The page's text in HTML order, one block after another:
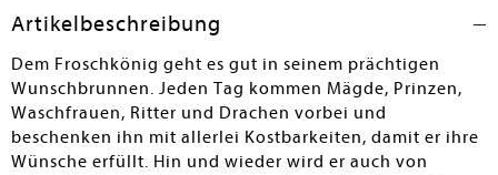
Artikelbeschreibung
Dem Froschkönig geht es gut in seinem prächtigen
Wunschbrunnen. Jeden Tag kommen Mägde, Prinzen,
Waschfrauen, Ritter und Drachen vorbei und
beschenken ihn mit allerlei Kostbarkeiten, damit er ihre
Wünsche erfüllt. Hin und wieder wird er auch von